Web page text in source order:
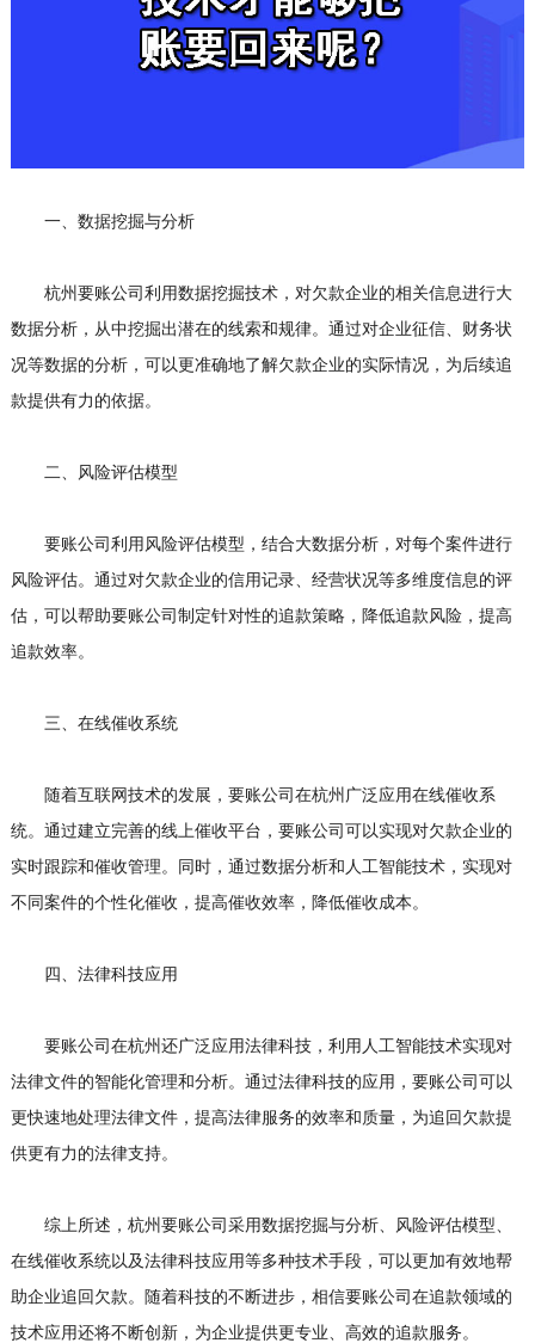
一、数据挖掘与分析
杭州要账公司利用数据挖掘技术，对欠款企业的相关信息进行大
数据分析，从中挖掘出潜在的线索和规律。通过对企业征信、财务状
况等数据的分析，可以更准确地了解欠款企业的实际情况，为后续追
款提供有力的依据。
二、风险评估模型
要账公司利用风险评估模型，结合大数据分析，对每个案件进行
风险评估。通过对欠款企业的信用记录、经营状况等多维度信息的评
估，可以帮助要账公司制定针对性的追款策略，降低追款风险，提高
追款效率。
三、在线催收系统
随着互联网技术的发展，要账公司在杭州广泛应用在线催收系
统。通过建立完善的线上催收平台，要账公司可以实现对欠款企业的
实时跟踪和催收管理。同时，通过数据分析和人工智能技术，实现对
不同案件的个性化催收，提高催收效率，降低催收成本。
四、法律科技应用
要账公司在杭州还广泛应用法律科技，利用人工智能技术实现对
法律文件的智能化管理和分析。通过法律科技的应用，要账公司可以
更快速地处理法律文件，提高法律服务的效率和质量，为追回欠款提
供更有力的法律支持。
综上所述，杭州要账公司采用数据挖掘与分析、风险评估模型、
在线催收系统以及法律科技应用等多种技术手段，可以更加有效地帮
助企业追回欠款。随着科技的不断进步，相信要账公司在追款领域的
技术应用还将不断创新，为企业提供更专业、高效的追款服务。